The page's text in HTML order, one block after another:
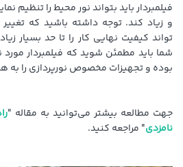
فیلمبردار باید بتواند نور محیط را تنظیم
و زیاد کند. توجه داشته باشید که
تواند کیفیت نهایی کار را تا حد بسیار
شما باید مطمئن شوید که فیلمبردار مورد
بوده و تجهیزات مخصوص نورپردازی را به
جهت مطالعه بیشتر می‌توانید به مقاله "
نامزدی" مراجعه کنید.